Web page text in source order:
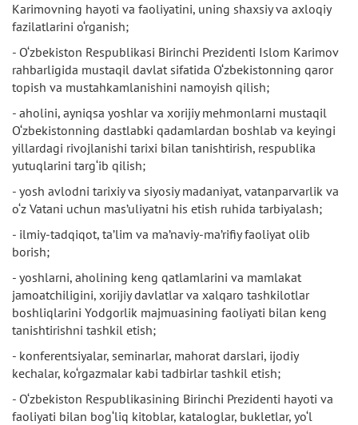
Karimovning hayoti va faoliyatini, uning shaxsiy va axloqiy
fazilatlarini o‘rganish;
- O‘zbekiston Respublikasi Birinchi Prezidenti Islom Karimov
rahbarligida mustaqil davlat sifatida O‘zbekistonning qaror
topish va mustahkamlanishini namoyish qilish;
- aholini, ayniqsa yoshlar va xorijiy mehmonlarni mustaqil
O‘zbekistonning dastlabki qadamlardan boshlab va keyingi
yillardagi rivojlanishi tarixi bilan tanishtirish, respublika
yutuqlarini targ‘ib qilish;
- yosh avlodni tarixiy va siyosiy madaniyat, vatanparvarlik va
o‘z Vatani uchun mas’uliyatni his etish ruhida tarbiyalash;
- ilmiy-tadqiqot, ta’lim va ma’naviy-ma’rifiy faoliyat olib
borish;
- yoshlarni, aholining keng qatlamlarini va mamlakat
jamoatchiligini, xorijiy davlatlar va xalqaro tashkilotlar
boshliqlarini Yodgorlik majmuasining faoliyati bilan keng
tanishtirishni tashkil etish;
- konferentsiyalar, seminarlar, mahorat darslari, ijodiy
kechalar, ko‘rgazmalar kabi tadbirlar tashkil etish;
- O‘zbekiston Respublikasining Birinchi Prezidenti hayoti va
faoliyati bilan bog‘liq kitoblar, kataloglar, bukletlar, yo‘l